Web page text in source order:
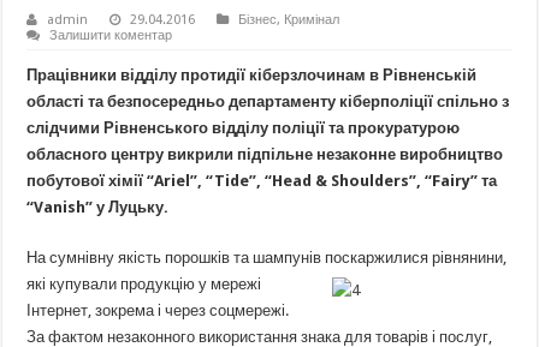
admin 29.04.2016 Бізнес, Кримінал
Залишити коментар
Працівники відділу протидії кіберзлочинам в Рівненській
області та безпосередньо департаменту кіберполіції спільно з
слідчими Рівненського відділу поліції та прокуратурою
обласного центру викрили підпільне незаконне виробництво
побутової хімії “Ariel”, “Tide”, “Head & Shoulders”, “Fairy” та
“Vanish” у Луцьку.
На сумнівну якість порошків та шампунів поскаржилися рівнянини,
які купували продукцію у мережі
Інтернет, зокрема і через соцмережі.
За фактом незаконного використання знака для товарів і послуг,